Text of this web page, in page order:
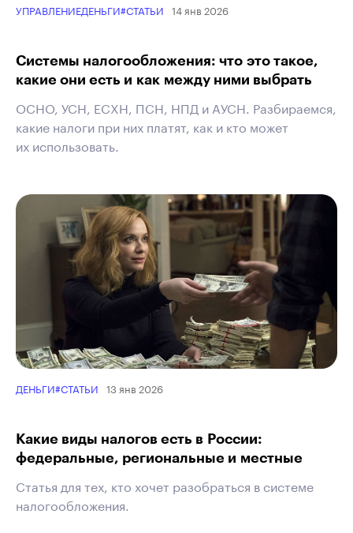
УПРАВЛЕНИЕДЕНЬГИ#СТАТЬИ 14 янв 2026
Системы налогообложения: что это такое,
какие они есть и как между ними выбрать
ОСНО, УСН, ЕСХН, ПСН, НПД и АУСН. Разбираемся,
какие налоги при них платят, как и кто может
их использовать.
ДЕНЬГИ#СТАТЬИ 13 янв 2026
Какие виды налогов есть в России:
федеральные, региональные и местные
Статья для тех, кто хочет разобраться в системе
налогообложения.